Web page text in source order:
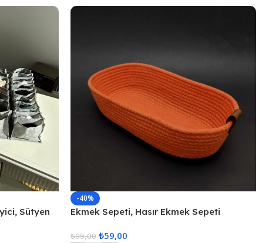
Sütyen
-40%
Ekmek Sepeti, Hasır Ekmek Sepeti
₺99,00 ₺59,00